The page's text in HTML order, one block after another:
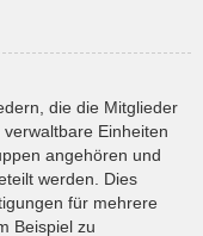
die die Mitglieder
Einheiten
angehören und
werden. Dies
für mehrere
Beispiel zu